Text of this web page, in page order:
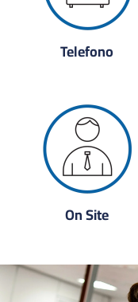
Telefono
On Site